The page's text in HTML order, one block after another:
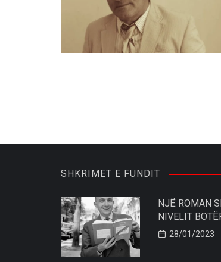
SHKRIMET E FUNDIT
NJË ROMAN
NIVELIT
28/01/2023